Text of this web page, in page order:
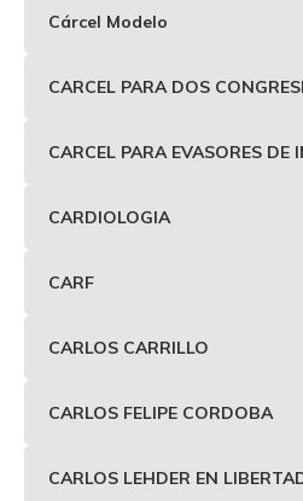
Cárcel Modelo
CARCEL PARA DOS
CARCEL PARA EVASORES DE
CARDIOLOGIA
CARF
CARLOS CARRILLO
CARLOS FELIPE CORDOBA
CARLOS LEHDER EN